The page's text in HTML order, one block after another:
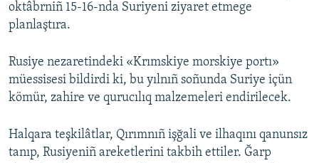
oktâbrniñ 15-16-nda Suriyeni ziyaret etmege
planlaştıra.
Rusiye nezaretindeki «Krımskiye morskiye portı»
müessisesi bildirdi ki, bu yılnıñ soñunda Suriye içün
kömür, zahire ve qurucılıq malzemeleri endirilecek.
Halqara teşkilâtlar, Qırımnıñ işğali ve ilhaqını qanunsız
tanıp, Rusiyeniñ areketlerini takbih ettiler. Ğarp